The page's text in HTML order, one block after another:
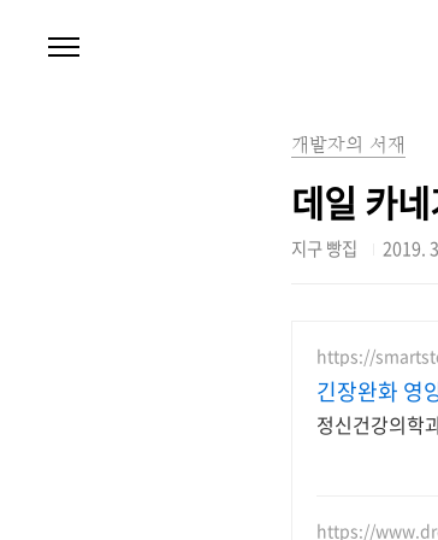
개발자의 서재
데일 카
지구 빵집 2019.
https://
긴장완화 영
정신건강의학
https://